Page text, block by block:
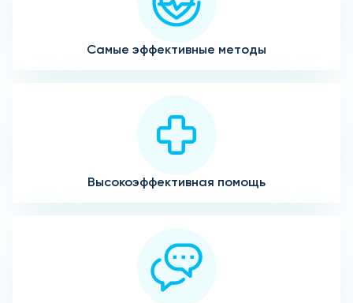
Самые эффективные методы
Высокоэффективная помощь